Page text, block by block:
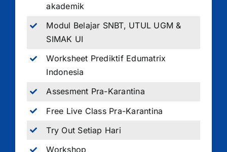
akademik
Modul Belajar SNBT, UTUL UGM &
SIMAK UI
Worksheet Prediktif Edumatrix
Indonesia
Assesment Pra-Karantina
Free Live Class Pra-Karantina
Try Out Setiap Hari
Workshop